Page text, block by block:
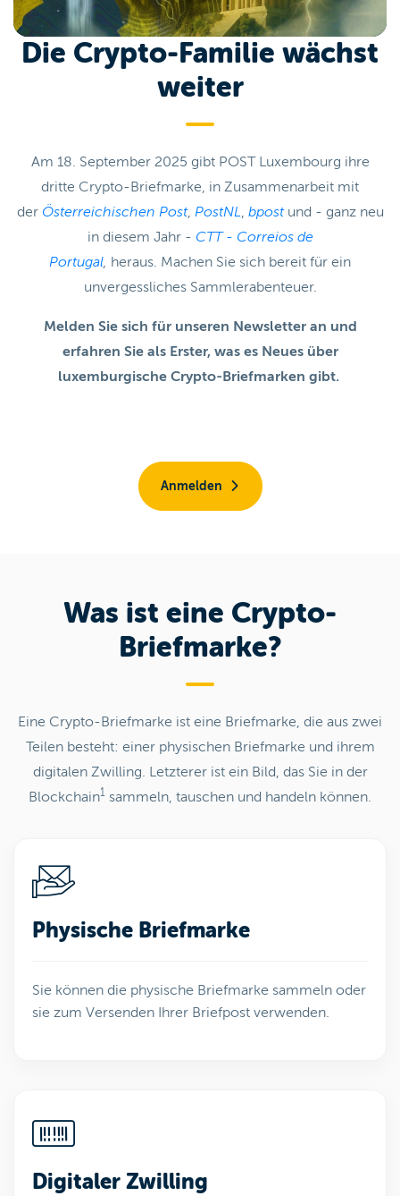
Die Crypto-Familie wächst
weiter
Am 18. September 2025 gibt POST Luxembourg ihre
dritte Crypto-Briefmarke, in Zusammenarbeit mit
der Österreichischen Post, PostNL, bpostund - ganz neu
in diesem Jahr - CTT - Correios de
Portugal, heraus. Machen Sie sich bereit für ein
unvergessliches Sammlerabenteuer.
Melden Sie sich für unseren Newsletter an und
erfahren Sie als Erster, was es Neues über
luxemburgische Crypto-Briefmarken gibt.
Anmelden
Was ist eine Crypto-
Briefmarke?
Eine Crypto-Briefmarke ist eine Briefmarke, die aus zwei
Teilen besteht: einer physischen Briefmarke und ihrem
digitalen Zwilling. Letzterer ist ein Bild, das Sie in der
Blockchain1 sammeln, tauschen und handeln können.
Physische Briefmarke
Sie können die physische Briefmarke sammeln oder
sie zum Versenden Ihrer Briefpost verwenden.
Digitaler Zwilling